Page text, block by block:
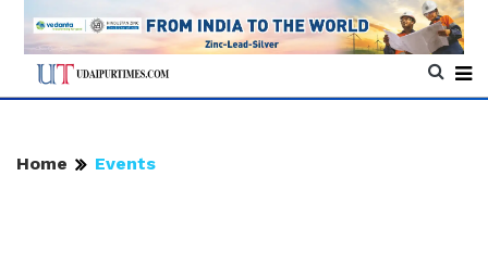
Home Events